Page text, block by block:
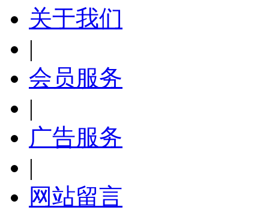
关于我们
|
会员服务
|
广告服务
|
网站留言